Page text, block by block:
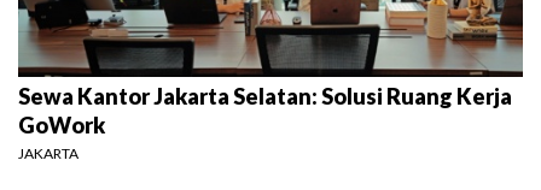
Sewa Kantor Jakarta Selatan: Solusi Ruang Kerja
GoWork
JAKARTA